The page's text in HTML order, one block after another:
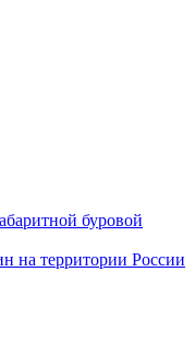
буровой
на территории России